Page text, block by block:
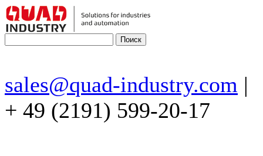
sales@quad-industry.com |
+ 49 (2191) 599-20-17